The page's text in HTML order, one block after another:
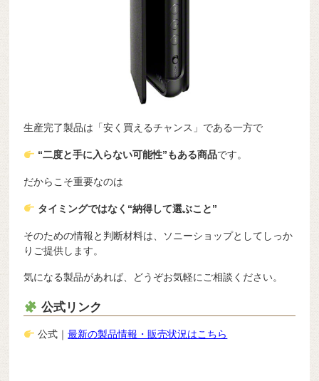
生産完了製品は「安く買えるチャンス」である一方で
“二度と手に入らない可能性”もある商品です。
だからこそ重要なのは
タイミングではなく“納得して選ぶこと”
そのための情報と判断材料は、ソニーショップとしてしっか
りご提供します。
気になる製品があれば、どうぞお気軽にご相談ください。
公式リンク
公式｜最新の製品情報・販売状況はこちら